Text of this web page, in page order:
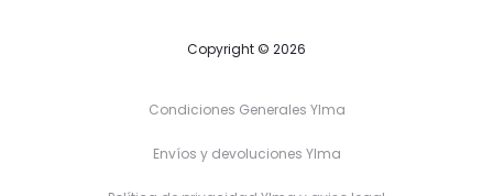
Copyright © 2026
Condiciones Generales Ylma
Envíos y devoluciones Ylma